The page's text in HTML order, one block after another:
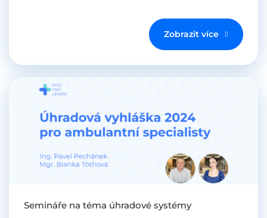
Zobrazit více
Semináře na téma úhradové systémy